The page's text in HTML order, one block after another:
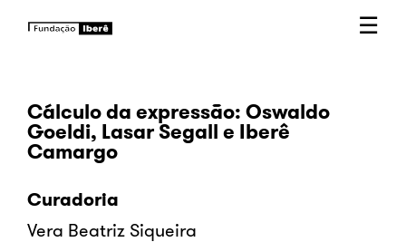
☰
Cálculo da expressão: Oswaldo
Goeldi, Lasar Segall e Iberê
Camargo
Curadoria
Vera Beatriz Siqueira